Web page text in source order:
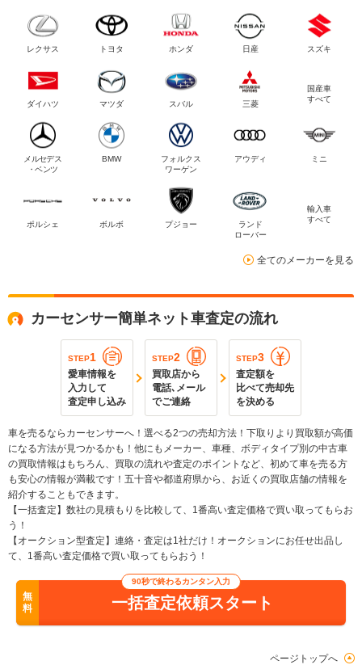
レクサス トヨタ ホンダ 日産 スズキ
ダイハツ マツダ スバル 三菱
国産車
すべて
メルセデス
・ベンツ
BMW
フォルクス
ワーゲン
アウディ ミニ
ポルシェ ボルボ プジョー
ランド
ローバー
輸入車
すべて
全てのメーカーを見る
カーセンサー簡単ネット車査定の流れ
STEP1
愛車情報を
入力して
査定申し込み
STEP2
買取店から
電話､メール
でご連絡
STEP3
査定額を
比べて売却先
を決める
車を売るならカーセンサーへ！選べる2つの売却方法！下取りより買取額が高価
になる方法が見つかるかも！他にもメーカー、車種、ボディタイプ別の中古車
の買取情報はもちろん、買取の流れや査定のポイントなど、初めて車を売る方
も安心の情報が満載です！五十音や都道府県から、お近くの買取店舗の情報を
紹介することもできます。
【一括査定】数社の見積もりを比較して、1番高い査定価格で買い取ってもらお
う！
【オークション型査定】連絡・査定は1社だけ！オークションにお任せ出品し
て、1番高い査定価格で買い取ってもらおう！
無
料
90秒で終わるカンタン入力
一括査定依頼スタート
ページトップへ